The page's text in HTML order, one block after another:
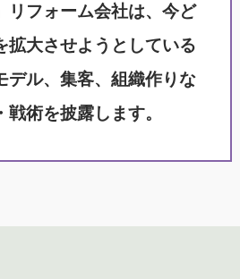
リフォーム会社は、今ど
拡大させようとしている
デル、集客、組織作りな
術を披露します。